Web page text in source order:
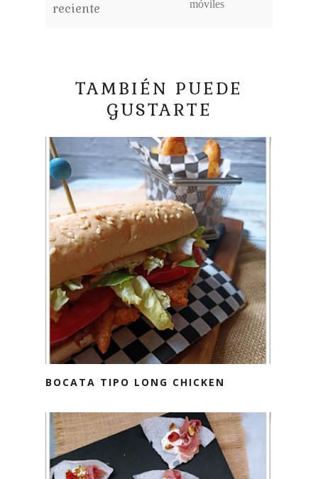
reciente
móviles
TAMBIÉN PUEDE
GUSTARTE
BOCATA TIPO LONG CHICKEN